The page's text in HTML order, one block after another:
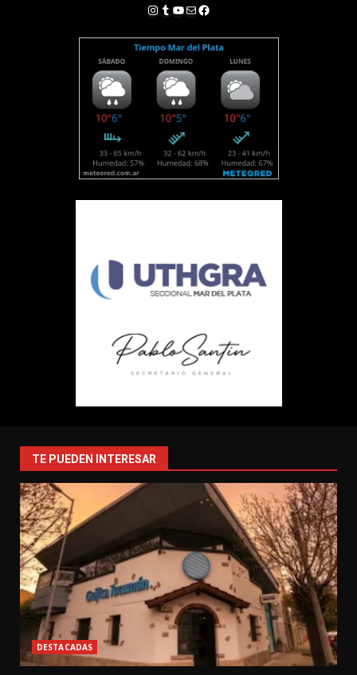
Instagram
Tumblr
YouTube
Correo electrónico
Facebook
TE PUEDEN INTERESAR
DESTACADAS